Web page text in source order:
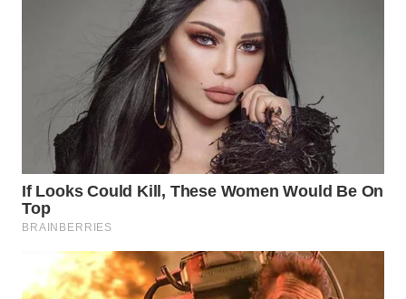
LABUHANBATU
WN
TAPANULI
TENGAH
WN DELI
SERDANG
WN
TEBING
TINGGI